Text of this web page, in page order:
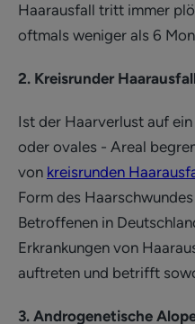
Haarausfall tritt immer
oftmals weniger als 6
2. Kreisrunder
Ist der Haarverlust auf
oder ovales - Areal
von kreisrunden
Form des
Betroffenen in
Erkrankungen von
auftreten und betrifft
3. Androgenetische